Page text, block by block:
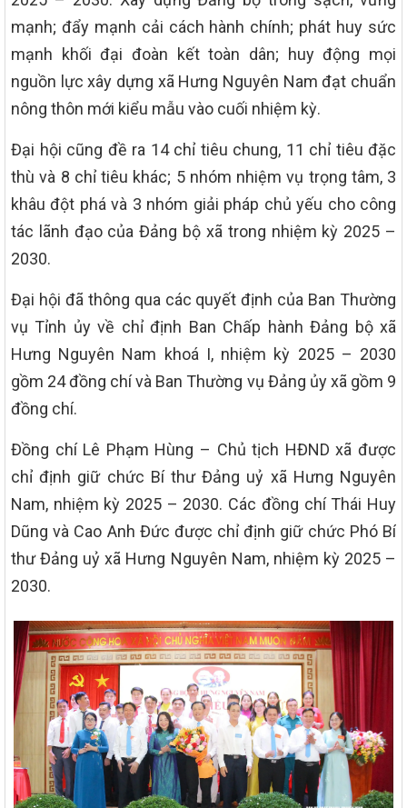
mạnh; đẩy mạnh cải cách hành chính; phát huy sức
mạnh khối đại đoàn kết toàn dân; huy động mọi
nguồn lực xây dựng xã Hưng Nguyên Nam đạt chuẩn
nông thôn mới kiểu mẫu vào cuối nhiệm kỳ.
Đại hội cũng đề ra 14 chỉ tiêu chung, 11 chỉ tiêu đặc
thù và 8 chỉ tiêu khác; 5 nhóm nhiệm vụ trọng tâm, 3
khâu đột phá và 3 nhóm giải pháp chủ yếu cho công
tác lãnh đạo của Đảng bộ xã trong nhiệm kỳ 2025 –
2030.
Đại hội đã thông qua các quyết định của Ban Thường
vụ Tỉnh ủy về chỉ định Ban Chấp hành Đảng bộ xã
Hưng Nguyên Nam khoá I, nhiệm kỳ 2025 – 2030
gồm 24 đồng chí và Ban Thường vụ Đảng ủy xã gồm 9
đồng chí.
Đồng chí Lê Phạm Hùng – Chủ tịch HĐND xã được
chỉ định giữ chức Bí thư Đảng uỷ xã Hưng Nguyên
Nam, nhiệm kỳ 2025 – 2030. Các đồng chí Thái Huy
Dũng và Cao Anh Đức được chỉ định giữ chức Phó Bí
thư Đảng uỷ xã Hưng Nguyên Nam, nhiệm kỳ 2025 –
2030.